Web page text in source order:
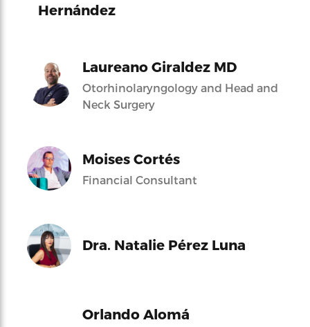
Hernández
Laureano Giraldez MD
Otorhinolaryngology and Head and
Neck Surgery
Moises Cortés
Financial Consultant
Dra. Natalie Pérez Luna
Orlando Alomá